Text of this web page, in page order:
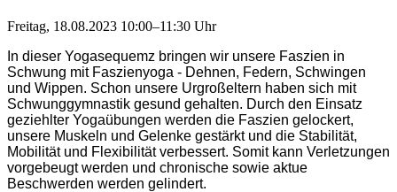
Freitag, 18.08.2023 10:00–11:30 Uhr
In dieser Yogasequemz bringen wir unsere Faszien in
Schwung mit Faszienyoga - Dehnen, Federn, Schwingen
und Wippen. Schon unsere Urgroßeltern haben sich mit
Schwunggymnastik gesund gehalten. Durch den Einsatz
geziehlter Yogaübungen werden die Faszien gelockert,
unsere Muskeln und Gelenke gestärkt und die Stabilität,
Mobilität und Flexibilität verbessert. Somit kann Verletzungen
vorgebeugt werden und chronische sowie aktue
Beschwerden werden gelindert.